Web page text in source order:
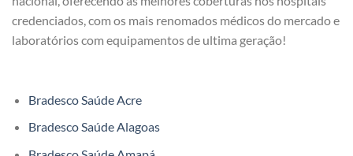
credenciados, com os mais renomados médicos do mercado e
laboratórios com equipamentos de ultima geração!
Bradesco Saúde Acre
Bradesco Saúde Alagoas